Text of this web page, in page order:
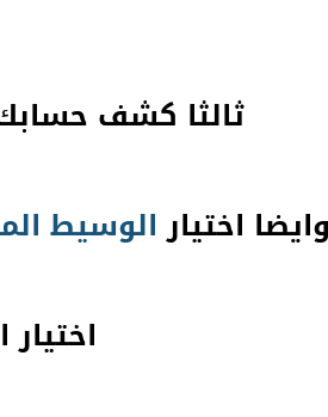
ثالثا كشف
وايضا اختيارالوسيط